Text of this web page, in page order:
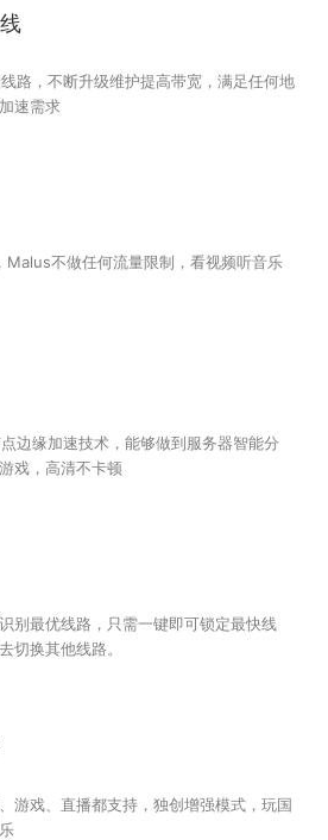
路，不断升级维护提高带宽，满足任何地
速需求
Malus不做任何流量限制，看视频听音乐
边缘加速技术，能够做到服务器智能分
戏，高清不卡顿
别最优线路，只需一键即可锁定最快线
切换其他线路。
游戏、直播都支持，独创增强模式，玩国